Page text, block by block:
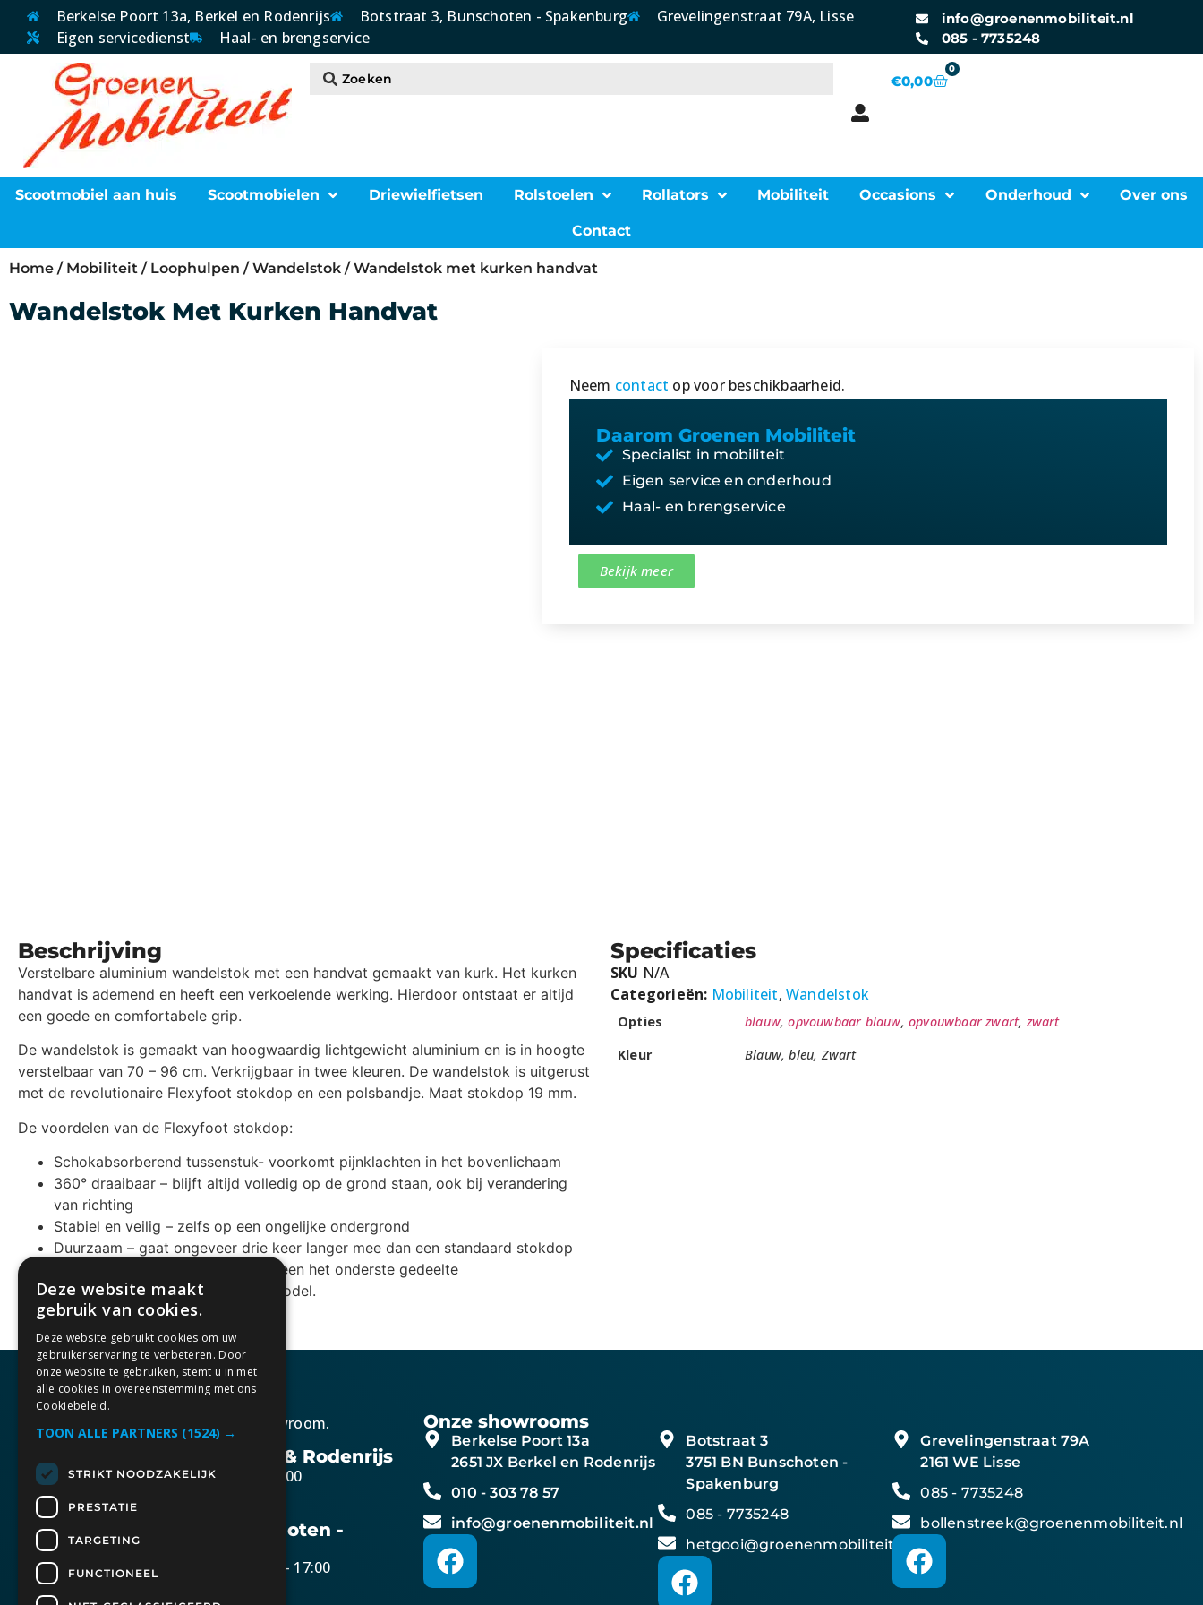
Berkelse Poort 13a, Berkel en Rodenrijs Botstraat 3, Bunschoten - Spakenburg
Grevelingenstraat 79A, Lisse
Eigen servicedienst
Haal- en brengservice
info@groenenmobiliteit.nl
085 - 7735248
€0,00
0
Scootmobiel aan huis Scootmobielen Driewielfietsen Rolstoelen Rollators Mobiliteit Occasions Onderhoud Over ons
Contact
Home / Mobiliteit / Loophulpen /Wandelstok / Wandelstok met kurken handvat
Wandelstok Met Kurken Handvat
Neem contact op voor beschikbaarheid.
Daarom Groenen Mobiliteit
Specialist in mobiliteit
Eigen service en onderhoud
Haal- en brengservice
Bekijk meer
Beschrijving
Verstelbare aluminium wandelstok met een handvat gemaakt van kurk. Het kurken
handvat is ademend en heeft een verkoelende werking. Hierdoor ontstaat er altijd
een goede en comfortabele grip.
De wandelstok is gemaakt van hoogwaardig lichtgewicht aluminium en is in hoogte
verstelbaar van 70 – 96 cm. Verkrijgbaar in twee kleuren. De wandelstok is uitgerust
met de revolutionaire Flexyfoot stokdop en een polsbandje. Maat stokdop 19 mm.
De voordelen van de Flexyfoot stokdop:
Schokabsorberend tussenstuk- voorkomt pijnklachten in het bovenlichaam
360° draaibaar – blijft altijd volledig op de grond staan, ook bij verandering
van richting
Stabiel en veilig – zelfs op een ongelijke ondergrond
Duurzaam – gaat ongeveer drie keer langer mee dan een standaard stokdop
Praktisch – vervang bij slijtage alleen het onderste gedeelte
Ook verkrijgbaar in een opvouwbaar model.
Specificaties
SKU N/A
Categorieën: Mobiliteit,Wandelstok
Opties blauw,opvouwbaar blauw,opvouwbaar zwart, zwart
Kleur
Blauw, bleu, Zwart
Kom gezellig langs in onze showroom.
Openingstijden Berkel & Rodenrijs
Maandag t/m vrijdag 10:30 – 17:00
Openingstijden Bunschoten -
Spakenburg
Dinsdag t/m donderdag 10:30 – 17:00
Onze showrooms
Berkelse Poort 13a
2651 JX Berkel en Rodenrijs
010 - 303 78 57
info@groenenmobiliteit.nl
Botstraat 3
3751 BN Bunschoten -
Spakenburg
085 - 7735248
hetgooi@groenenmobiliteit.nl
Grevelingenstraat 79A
2161 WE Lisse
085 - 7735248
bollenstreek@groenenmobiliteit.nl
Deze website maakt
gebruik van cookies.
Deze website gebruikt cookies om uw
gebruikerservaring te verbeteren. Door
onze website te gebruiken, stemt u in met
alle cookies in overeenstemming met ons
Cookiebeleid.
TOON ALLE PARTNERS (1524) →
STRIKT NOODZAKELIJK
PRESTATIE
TARGETING
FUNCTIONEEL